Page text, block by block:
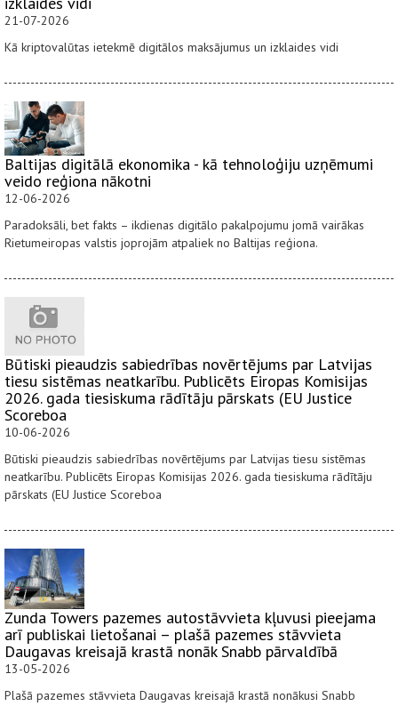
21-07-2026
Kā kriptovalūtas ietekmē digitālos maksājumus un izklaides vidi
Baltijas digitālā ekonomika - kā tehnoloģiju uzņēmumi
veido reģiona nākotni
12-06-2026
Paradoksāli, bet fakts – ikdienas digitālo pakalpojumu jomā vairākas
Rietumeiropas valstis joprojām atpaliek no Baltijas reģiona.
Būtiski pieaudzis sabiedrības novērtējums par Latvijas
tiesu sistēmas neatkarību. Publicēts Eiropas Komisijas
2026. gada tiesiskuma rādītāju pārskats (EU Justice
Scoreboa
10-06-2026
Būtiski pieaudzis sabiedrības novērtējums par Latvijas tiesu sistēmas
neatkarību. Publicēts Eiropas Komisijas 2026. gada tiesiskuma rādītāju
pārskats (EU Justice Scoreboa
Zunda Towers pazemes autostāvvieta kļuvusi pieejama
arī publiskai lietošanai – plašā pazemes stāvvieta
Daugavas kreisajā krastā nonāk Snabb pārvaldībā
13-05-2026
Plašā pazemes stāvvieta Daugavas kreisajā krastā nonākusi Snabb